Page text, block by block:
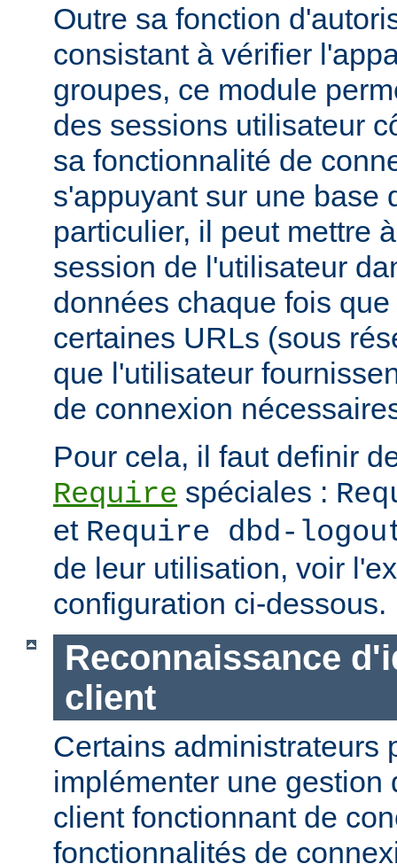
Outre sa fonction
consistant à vérifier
groupes, ce module
des sessions utilisateur
sa fonctionnalité de
s'appuyant sur une base
particulier, il peut mettre
session de l'utilisateur
données chaque fois
certaines URLs (sous
que l'utilisateur
de connexion
Pour cela, il faut definir
Require spéciales :
et Require dbd-
de leur utilisation, voir
configuration ci-dessous.
Reconnaissance
client
Certains administrateurs
implémenter une gestion
client fonctionnant de
fonctionnalités de